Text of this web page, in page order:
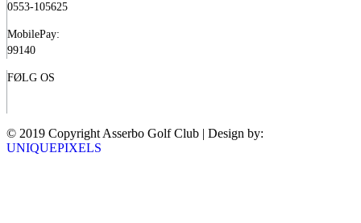
0553-105625
MobilePay:
99140
FØLG OS
© 2019 Copyright Asserbo Golf Club | Design by:
UNIQUEPIXELS